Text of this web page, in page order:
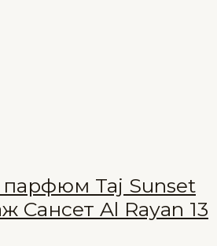
Taj Sunset
Сансет Al Rayan 13